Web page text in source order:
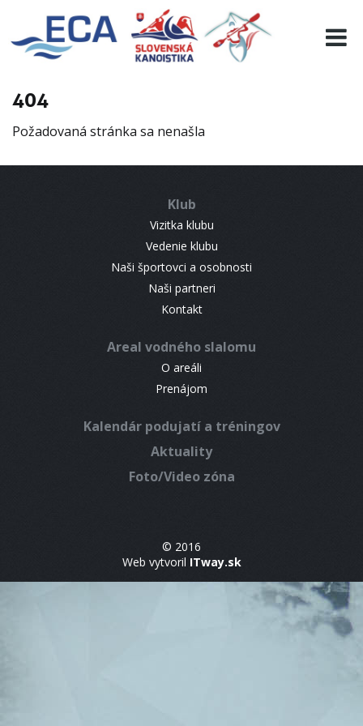
404
Požadovaná stránka sa nenašla
Klub
Vizitka klubu
Vedenie klubu
Naši športovci a osobnosti
Naši partneri
Kontakt
Areal vodného slalomu
O areáli
Prenájom
Kalendár podujatí a tréningov
Aktuality
Foto/Video zóna
© 2016
Web vytvoril ITway.sk
EURO 19
INFO
RESULTS
CONTACT